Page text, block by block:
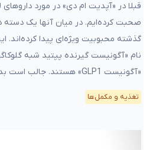
قبلا در «آپدیت ام دی» در مورد
صحبت کرده‌ایم. در میان آنها یک
گذشته محبوبیت ویژه‌ای پیدا کرده‌اند.
«آگونیست GLP1» هستند. جالب است بدانید اغلب این […]
تغذیه و مکمل‌ها